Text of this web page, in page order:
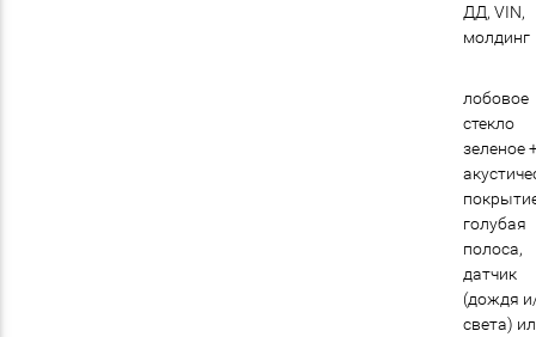
ДД, VIN,
молдинг
лобовое
стекло
зеленое
голубая
полоса,
датчик
(дождя
света)